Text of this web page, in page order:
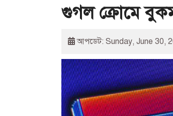
গুগল ক্রোমে
আপডেট: Sunday, June 30,